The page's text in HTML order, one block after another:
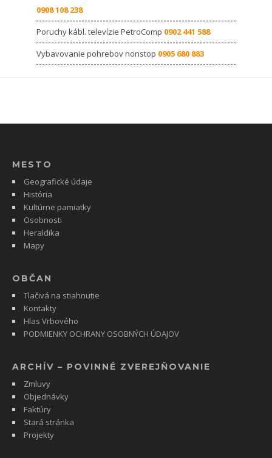
0908 108 238
Poruchy kábl. televízie PetroComp 0902 441 588
Vybavovanie pohrebov nonstop 0905 680 883
MESTO
Geografické údaje
História
Kultúrne pamiatky
Osobnosti
Heraldika
Mapy
OBČAN
Tlačivá na stiahnutie
Kontakty
Hlas Vrbového
PODMIENKY OCHRANY OSOBNÝCH ÚDAJOV
ARCHÍV – POVINNÉ ZVEREJŇOVANIE
Zmluvy
Objednávky
Faktúry
Stará stránka
Projekty